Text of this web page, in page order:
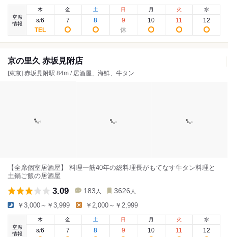
空席
情報
木
8/6
金
7
土
8
日
9
月
10
火
11
水
12
京の里久 赤坂見附店
[東京] 赤坂見附駅 84m / 居酒屋、海鮮、牛タン
【全席個室居酒屋】 料理一筋40年の総料理長がもてなす牛タン料理と
土鍋ご飯の居酒屋
3.09 183 人 3626 人
￥3,000～￥3,999 ￥2,000～￥2,999
空席
情報
木
8/6
金
7
土
8
日
9
月
10
火
11
水
12